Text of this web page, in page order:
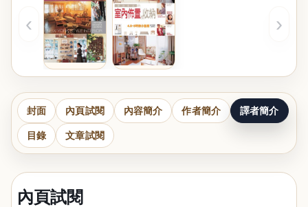
‹ ›
封面 內頁試閱 內容簡介 作者簡介 譯者簡介
目錄 文章試閱
內頁試閱